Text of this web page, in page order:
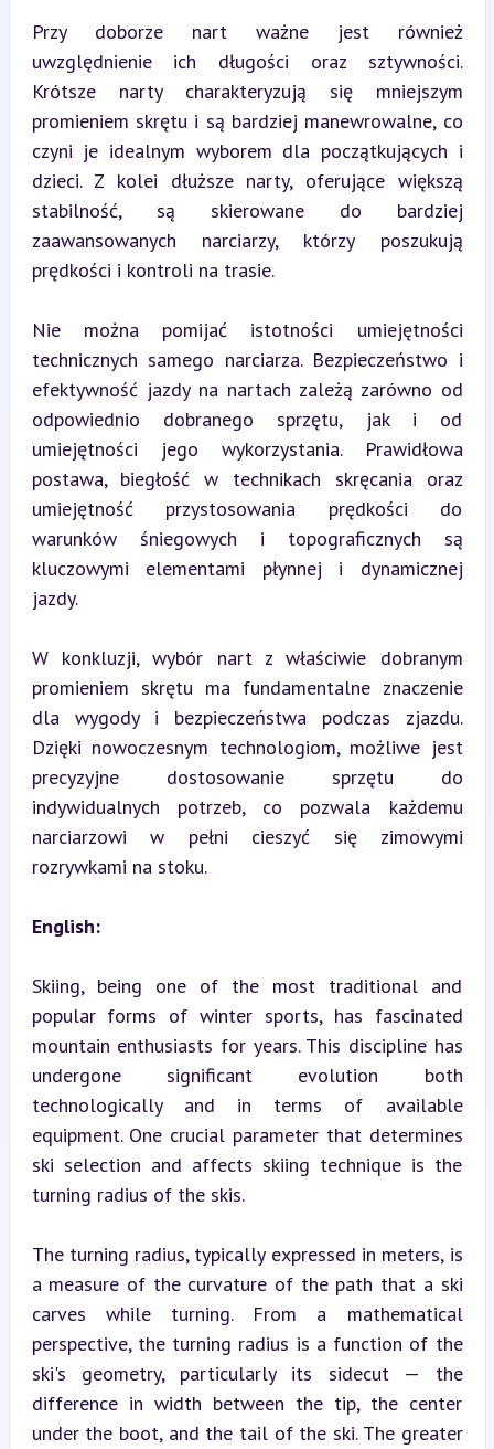
Przy doborze nart ważne jest również
uwzględnienie ich długości oraz sztywności.
Krótsze narty charakteryzują się mniejszym
promieniem skrętu i są bardziej manewrowalne, co
czyni je idealnym wyborem dla początkujących i
dzieci. Z kolei dłuższe narty, oferujące większą
stabilność, są skierowane do bardziej
zaawansowanych narciarzy, którzy poszukują
prędkości i kontroli na trasie.
Nie można pomijać istotności umiejętności
technicznych samego narciarza. Bezpieczeństwo i
efektywność jazdy na nartach zależą zarówno od
odpowiednio dobranego sprzętu, jak i od
umiejętności jego wykorzystania. Prawidłowa
postawa, biegłość w technikach skręcania oraz
umiejętność przystosowania prędkości do
warunków śniegowych i topograficznych są
kluczowymi elementami płynnej i dynamicznej
jazdy.
W konkluzji, wybór nart z właściwie dobranym
promieniem skrętu ma fundamentalne znaczenie
dla wygody i bezpieczeństwa podczas zjazdu.
Dzięki nowoczesnym technologiom, możliwe jest
precyzyjne dostosowanie sprzętu do
indywidualnych potrzeb, co pozwala każdemu
narciarzowi w pełni cieszyć się zimowymi
rozrywkami na stoku.
English:
Skiing, being one of the most traditional and
popular forms of winter sports, has fascinated
mountain enthusiasts for years. This discipline has
undergone significant evolution both
technologically and in terms of available
equipment. One crucial parameter that determines
ski selection and affects skiing technique is the
turning radius of the skis.
The turning radius, typically expressed in meters, is
a measure of the curvature of the path that a ski
carves while turning. From a mathematical
perspective, the turning radius is a function of the
ski's geometry, particularly its sidecut — the
difference in width between the tip, the center
under the boot, and the tail of the ski. The greater